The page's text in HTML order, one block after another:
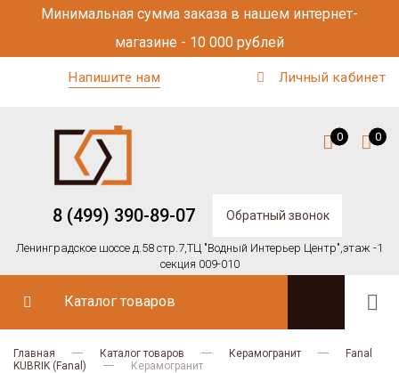
Минимальная сумма заказа в нашем интернет-
магазине - 10 000 рублей
Напишите нам Личный кабинет
8 (499) 390-89-07 Обратный звонок
Ленинградское шоссе д.58 стр.7,ТЦ "Водный Интерьер Центр",этаж -1
секция 009-010
0 0
Каталог товаров
Главная Каталог товаров Керамогранит
Fanal
KUBRIK (Fanal)
Керамогранит